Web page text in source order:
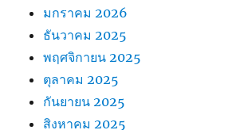
มกราคม 2026
ธันวาคม 2025
พฤศจิกายน 2025
ตุลาคม 2025
กันยายน 2025
สิงหาคม 2025